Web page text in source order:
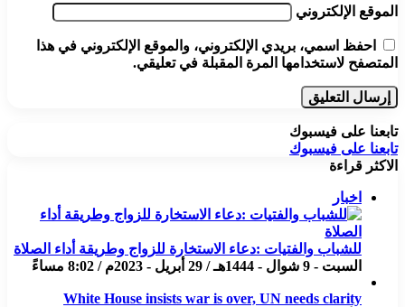
الموقع الإلكتروني
احفظ اسمي، بريدي الإلكتروني، والموقع الإلكتروني في هذا
المتصفح لاستخدامها المرة المقبلة في تعليقي.
تابعنا على فيسبوك
تابعنا على فيسبوك
الاكثر قراءة
اخبار
للشباب والفتيات :دعاء الاستخارة للزواج وطريقة أداء الصلاة
السبت - 9 شوال - 1444هـ / 29 أبريل - 2023م / 8:02 مساءً
White House insists war is over, UN needs clarity